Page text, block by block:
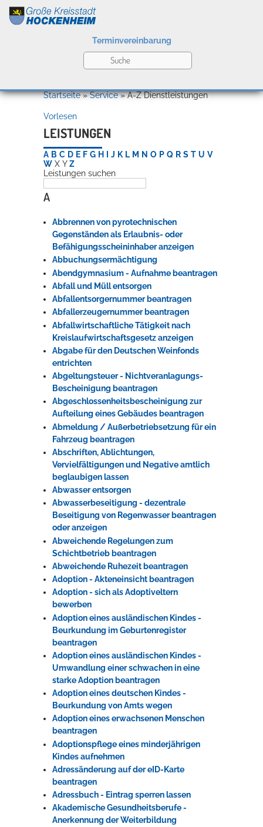
Kultur
Bildung
Wirtschaft
Rathaus
Service
Terminvereinbarung
Willkommen in Hockenheim
Konzerte, Tagungen und vieles mehr
Die Stadthalle Hockenheim bietet den perfekten Standort für Events
Erleben in Hockenheim
Spaß unter prickelnden Wasserfällen, das rauschende Meer im
Wellenbecken oder doch lieber die pure Entspannung auf der
Sprudelliege im Solebecken?
Startseite»Service»A-Z Dienstleistungen
Vorlesen
LEISTUNGEN
A B C D E F G H J K L M N O P Q R S T U V
W X Y Z
Leistungen suchen
A
Abbrennen von pyrotechnischen
Gegenständen als Erlaubnis- oder
Befähigungsscheininhaber anzeigen
Abbuchungsermächtigung
Abendgymnasium - Aufnahme beantragen
Abfall und Müll entsorgen
Abfallentsorgernummer beantragen
Abfallerzeugernummer beantragen
Abfallwirtschaftliche Tätigkeit nach
Kreislaufwirtschaftsgesetz anzeigen
Abgabe für den Deutschen Weinfonds
entrichten
Abgeltungsteuer - Nichtveranlagungs-
Bescheinigung beantragen
Abgeschlossenheitsbescheinigung zur
Aufteilung eines Gebäudes beantragen
Abmeldung / Außerbetriebsetzung für ein
Fahrzeug beantragen
Abschriften, Ablichtungen,
Vervielfältigungen und Negative amtlich
beglaubigen lassen
Abwasser entsorgen
Abwasserbeseitigung - dezentrale
Beseitigung von Regenwasser beantragen
oder anzeigen
Abweichende Regelungen zum
Schichtbetrieb beantragen
Abweichende Ruhezeit beantragen
Adoption - Akteneinsicht beantragen
Adoption - sich als Adoptiveltern
bewerben
Adoption eines ausländischen Kindes -
Beurkundung im Geburtenregister
beantragen
Adoption eines ausländischen Kindes -
Umwandlung einer schwachen in eine
starke Adoption beantragen
Adoption eines deutschen Kindes -
Beurkundung von Amts wegen
Adoption eines erwachsenen Menschen
beantragen
Adoptionspflege eines minderjährigen
Kindes aufnehmen
Adressänderung auf der eID-Karte
beantragen
Adressbuch - Eintrag sperren lassen
Akademische Gesundheitsberufe -
Anerkennung der Weiterbildung